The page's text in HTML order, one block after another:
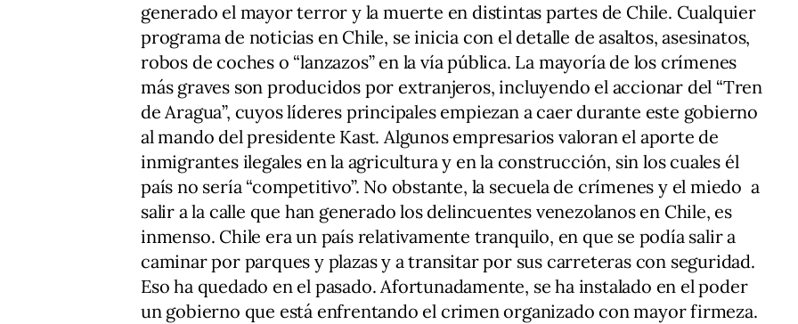
generado el mayor terror y la muerte en distintas partes de Chile. Cualquier
programa de noticias en Chile, se inicia con el detalle de asaltos, asesinatos,
robos de coches o “lanzazos” en la vía pública. La mayoría de los crímenes
más graves son producidos por extranjeros, incluyendo el accionar del “Tren
de Aragua”, cuyos líderes principales empiezan a caer durante este gobierno
al mando del presidente Kast. Algunos empresarios valoran el aporte de
inmigrantes ilegales en la agricultura y en la construcción, sin los cuales él
país no sería “competitivo”. No obstante, la secuela de crímenes y el miedo a
salir a la calle que han generado los delincuentes venezolanos en Chile, es
inmenso. Chile era un país relativamente tranquilo, en que se podía salir a
caminar por parques y plazas y a transitar por sus carreteras con seguridad.
Eso ha quedado en el pasado. Afortunadamente, se ha instalado en el poder
un gobierno que está enfrentando el crimen organizado con mayor firmeza.